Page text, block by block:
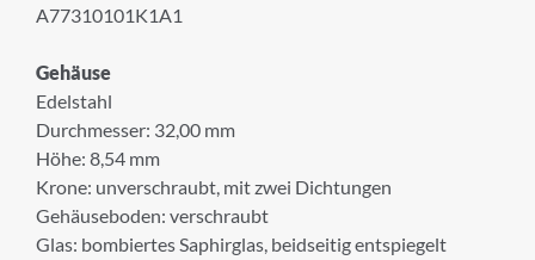
A77310101K1A1
Gehäuse
Edelstahl
Durchmesser: 32,00 mm
Höhe: 8,54 mm
Krone: unverschraubt, mit zwei Dichtungen
Gehäuseboden: verschraubt
Glas: bombiertes Saphirglas, beidseitig entspiegelt